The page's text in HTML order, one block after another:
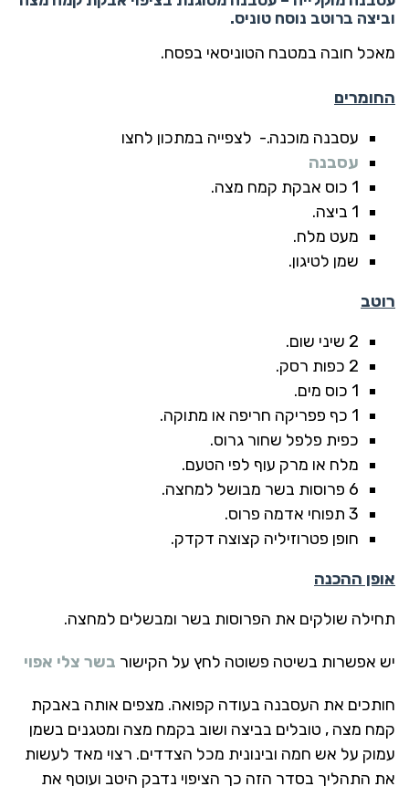
וביצה ברוטב נוסח טוניס.
מאכל חובה במטבח הטוניסאי בפסח.
החומרים
עסבנה מוכנה.- לצפייה במתכון לחצו
עסבנה
1 כוס אבקת קמח מצה.
1 ביצה.
מעט מלח.
שמן לטיגון.
רוטב
2 שיני שום.
2 כפות רסק.
1 כוס מים.
1 כף פפריקה חריפה או מתוקה.
כפית פלפל שחור גרוס.
מלח או מרק עוף לפי הטעם.
6 פרוסות בשר מבושל למחצה.
3 תפוחי אדמה פרוס.
חופן פטרוזיליה קצוצה דקדק.
אופן ההכנה
תחילה שולקים את הפרוסות בשר ומבשלים למחצה.
יש אפשרות בשיטה פשוטה לחץ על הקישור בשר צלי אפוי
חותכים את העסבנה בעודה קפואה. מצפים אותה באבקת
קמח מצה , טובלים בביצה ושוב בקמח מצה ומטגנים בשמן
עמוק על אש חמה ובינונית מכל הצדדים. רצוי מאד לעשות
את התהליך בסדר הזה כך הציפוי נדבק היטב ועוטף את